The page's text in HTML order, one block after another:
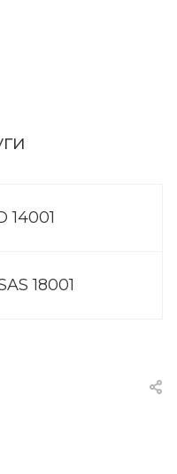
18001